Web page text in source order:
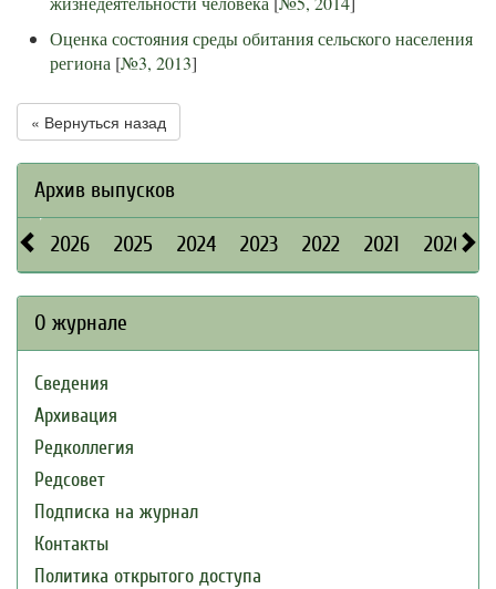
Оценка состояния среды обитания сельского населения
региона [№3, 2013]
« Вернуться назад
Архив выпусков
2026 2025 2024 2023 2022 2021 2020
О журнале
Сведения
Архивация
Редколлегия
Редсовет
Подписка на журнал
Контакты
Политика открытого доступа